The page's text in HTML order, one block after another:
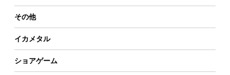
その他
イカメタル
ショアゲーム